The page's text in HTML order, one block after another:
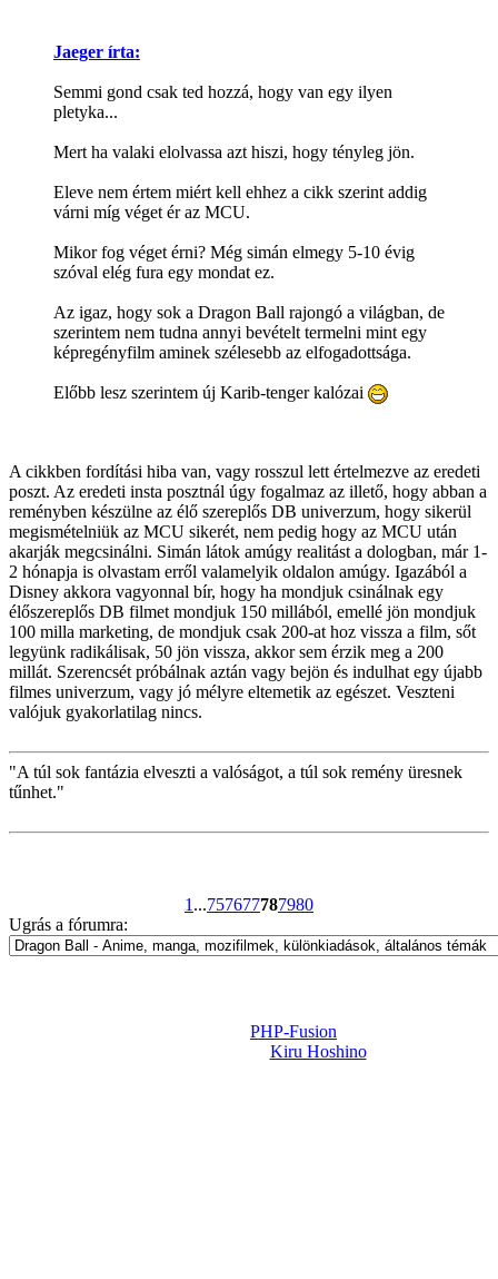
Jaeger írta:
Semmi gond csak ted hozzá, hogy van egy ilyen
pletyka...
Mert ha valaki elolvassa azt hiszi, hogy tényleg jön.
Eleve nem értem miért kell ehhez a cikk szerint addig
várni míg véget ér az MCU.
Mikor fog véget érni? Még simán elmegy 5-10 évig
szóval elég fura egy mondat ez.
Az igaz, hogy sok a Dragon Ball rajongó a világban, de
szerintem nem tudna annyi bevételt termelni mint egy
képregényfilm aminek szélesebb az elfogadottsága.
Előbb lesz szerintem új Karib-tenger kalózai
A cikkben fordítási hiba van, vagy rosszul lett értelmezve az eredeti
poszt. Az eredeti insta posztnál úgy fogalmaz az illető, hogy abban a
reményben készülne az élő szereplős DB univerzum, hogy sikerül
megismételniük az MCU sikerét, nem pedig hogy az MCU után
akarják megcsinálni. Simán látok amúgy realitást a dologban, már 1-
2 hónapja is olvastam erről valamelyik oldalon amúgy. Igazából a
Disney akkora vagyonnal bír, hogy ha mondjuk csinálnak egy
élőszereplős DB filmet mondjuk 150 millából, emellé jön mondjuk
100 milla marketing, de mondjuk csak 200-at hoz vissza a film, sőt
legyünk radikálisak, 50 jön vissza, akkor sem érzik meg a 200
millát. Szerencsét próbálnak aztán vagy bejön és indulhat egy újabb
filmes univerzum, vagy jó mélyre eltemetik az egészet. Veszteni
valójuk gyakorlatilag nincs.
"A túl sok fantázia elveszti a valóságot, a túl sok remény üresnek
tűnhet."
1 ...757677787980
Ugrás a fórumra:
PHP-Fusion
Kiru Hoshino